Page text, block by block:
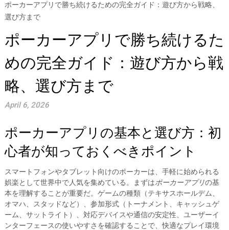
ポーカーアプリで勝ち続けるための完全ガイド：遊び方から戦略、
選び方まで
ポーカーアプリで勝ち続けるた
めの完全ガイド：遊び方から戦
略、選び方まで
April 6, 2026
ポーカーアプリの基本と選び方：初
心者が知っておくべきポイント
スマートフォンやタブレット向けのポーカーは、手軽に始められる
娯楽として世界中で人気を集めている。まずはポーカーアプリの基
本を理解することが重要だ。ゲームの種類（テキサスホールデム、
オマハ、スタッドなど）、参加形式（トーナメント、キャッシュゲ
ーム、サットライト）、対応デバイスや通信の安定性、ユーザーイ
ンターフェースの使いやすさを確認することで、快適なプレイ環境